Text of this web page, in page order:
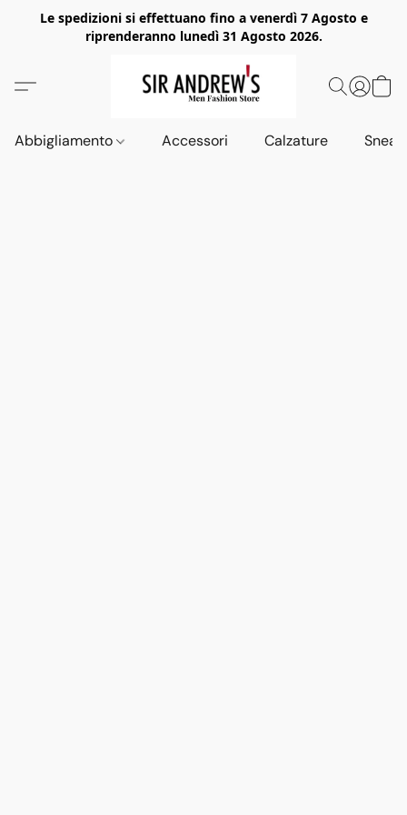
Le spedizioni si effettuano fino a venerdì 7 Agosto e
riprenderanno lunedì 31 Agosto 2026.
Abbigliamento Accessori Calzature